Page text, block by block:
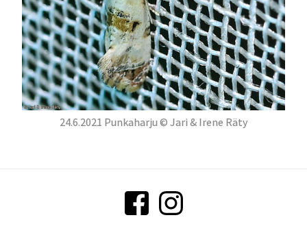
24.6.2021 Punkaharju © Jari & Irene Räty